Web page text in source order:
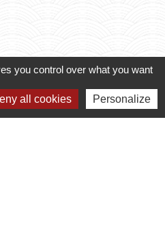
Voir tout
you control over what you want
all cookies Personalize